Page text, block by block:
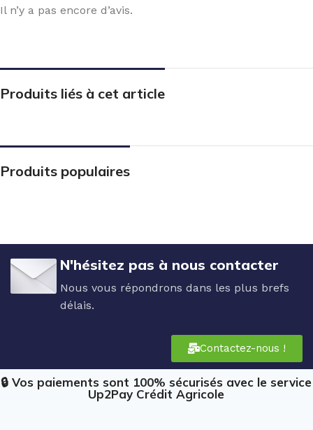
Il n’y a pas encore d’avis.
Produits liés à cet article
Produits populaires
N'hésitez pas à nous contacter
Nous vous répondrons dans les plus brefs
délais.
Contactez-nous !
🔒 Vos paiements sont 100% sécurisés avec le service
Up2Pay Crédit Agricole